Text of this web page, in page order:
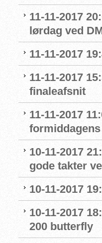
11-11-2017
lørdag ved
11-11-2017
11-11-2017
finaleafsnit
11-11-2017
10-11-2017
gode takter
10-11-2017
10-11-2017
200 butterfly